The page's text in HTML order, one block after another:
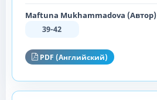
Maftuna Mukhammadova (Автор)
39-42
PDF (Английский)